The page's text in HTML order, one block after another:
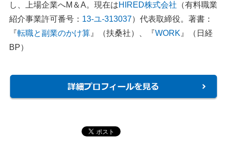
し、上場企業へM＆A。現在はHIRED株式会社 （有料職業
紹介事業許可番号： 13-ユ-313037）代表取締役。著書：
『転職と副業のかけ算 』（扶桑社）、『WORK 』（日経
BP）